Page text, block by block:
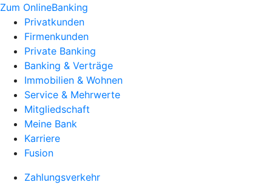
Zum OnlineBanking
Privatkunden
Firmenkunden
Private Banking
Banking & Verträge
Immobilien & Wohnen
Service & Mehrwerte
Mitgliedschaft
Meine Bank
Karriere
Fusion
Zahlungsverkehr